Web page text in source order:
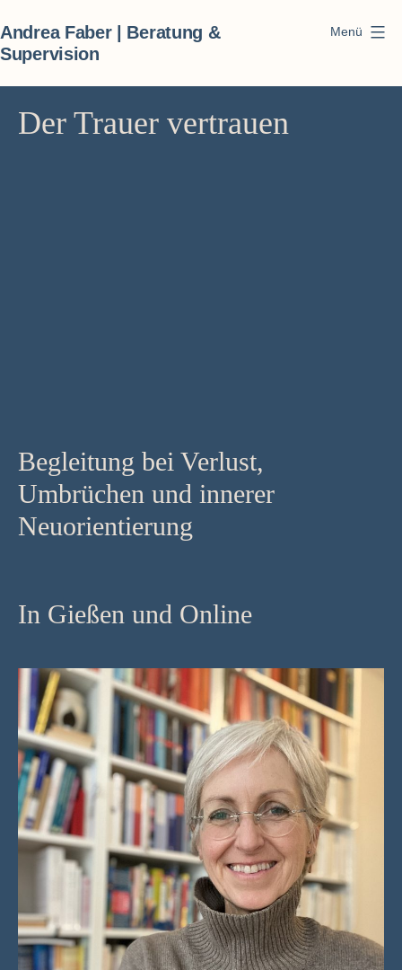
Inhalt
springen
Andrea Faber | Beratung &
Supervision
Menü
Der Trauer vertrauen
Begleitung bei Verlust,
Umbrüchen und innerer
Neuorientierung
In Gießen und Online